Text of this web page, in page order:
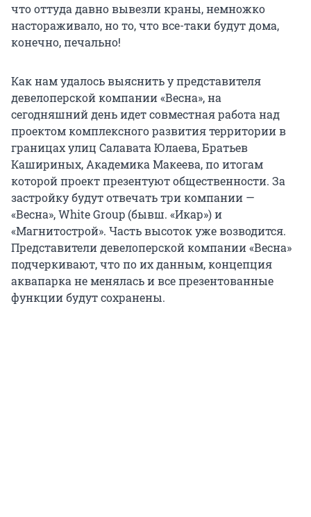
что оттуда давно вывезли краны, немножко
настораживало, но то, что все-таки будут дома,
конечно, печально!
Как нам удалось выяснить у представителя
девелоперской компании «Весна», на
сегодняшний день идет совместная работа над
проектом комплексного развития территории в
границах улиц Салавата Юлаева, Братьев
Кашириных, Академика Макеева, по итогам
которой проект презентуют общественности. За
застройку будут отвечать три компании —
«Весна», White Group (бывш. «Икар») и
«Магнитострой». Часть высоток уже возводится.
Представители девелоперской компании «Весна»
подчеркивают, что по их данным, концепция
аквапарка не менялась и все презентованные
функции будут сохранены.